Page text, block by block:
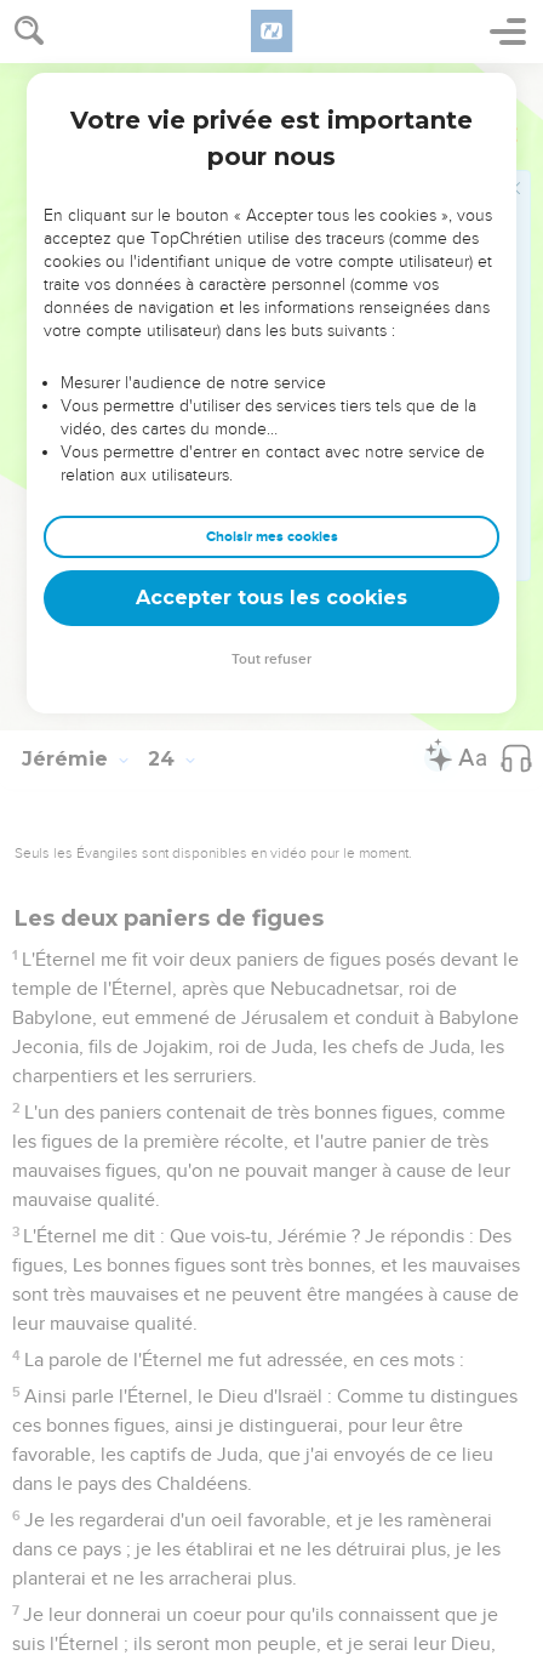
Jérémie 23
La parole du Seigneur est-elle un fardeau?
Si ce peuple, ou un prophète, ou un sacrificateur te
quelle est cette menace : Je vous rejetterai, dit l'Éternel.
Et le prophète, le sacrificateur, ou celui du peuple Qui
Vous direz, chacun à son prochain, chacun à son frère :
Qu'a répondu l'Éternel ? Qu'a dit l'Éternel ?
Mais vous ne direz plus : Menace de l'Éternel ! Car la
parole de chacun sera pour lui une menace ; Vous tordez les
Tu diras au prophète : Que t'a répondu l'Éternel ? Qu'a dit
l'Éternel ?
Et si vous dites encore : Menace de l'Éternel ! Alors ainsi
parle l'Éternel : Parce que vous dites ce mot : Menace de
l'Éternel ! Quoique j'aie envoyé vers vous pour dire : Vous ne
direz pas : Menace de l'Éternel !
A cause de cela voici, je vous oublierai, Et je vous
rejetterai, vous et la ville Que j'avais donnée à vous et à vos
Jérémie 24
Seuls les Évangiles sont disponibles en vidéo pour le moment.
Les deux paniers de figues
1 L'Éternel me fit voir deux paniers de figues posés devant le
temple de l'Éternel, après que Nebucadnetsar, roi de
Babylone, eut emmené de Jérusalem et conduit à Babylone
Jeconia, fils de Jojakim, roi de Juda, les chefs de Juda, les
charpentiers et les serruriers.
2 L'un des paniers contenait de très bonnes figues, comme
les figues de la première récolte, et l'autre panier de très
mauvaises figues, qu'on ne pouvait manger à cause de leur
mauvaise qualité.
3 L'Éternel me dit : Que vois-tu, Jérémie ? Je répondis : Des
figues, Les bonnes figues sont très bonnes, et les mauvaises
sont très mauvaises et ne peuvent être mangées à cause de
leur mauvaise qualité.
4 La parole de l'Éternel me fut adressée, en ces mots :
5 Ainsi parle l'Éternel, le Dieu d'Israël : Comme tu distingues
ces bonnes figues, ainsi je distinguerai, pour leur être
favorable, les captifs de Juda, que j'ai envoyés de ce lieu
dans le pays des Chaldéens.
6 Je les regarderai d'un oeil favorable, et je les ramènerai
dans ce pays ; je les établirai et ne les détruirai plus, je les
planterai et ne les arracherai plus.
7 Je leur donnerai un coeur pour qu'ils connaissent que je
suis l'Éternel ; ils seront mon peuple, et je serai leur Dieu,
Votre vie privée est importante
pour nous
En cliquant sur le bouton « Accepter tous les cookies », vous
acceptez que TopChrétien utilise des traceurs (comme des
cookies ou l'identifiant unique de votre compte utilisateur) et
traite vos données à caractère personnel (comme vos
données de navigation et les informations renseignées dans
votre compte utilisateur) dans les buts suivants :
Mesurer l'audience de notre service
Vous permettre d'utiliser des services tiers tels que de la
vidéo, des cartes du monde…
Vous permettre d'entrer en contact avec notre service de
relation aux utilisateurs.
Choisir mes cookies
Accepter tous les cookies
Tout refuser